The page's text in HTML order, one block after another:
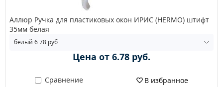
Аллюр Ручка для пластиковых окон ИРИС (HERMO) штифт
35мм белая
Цена от 6.78 руб.
Сравнение В избранное